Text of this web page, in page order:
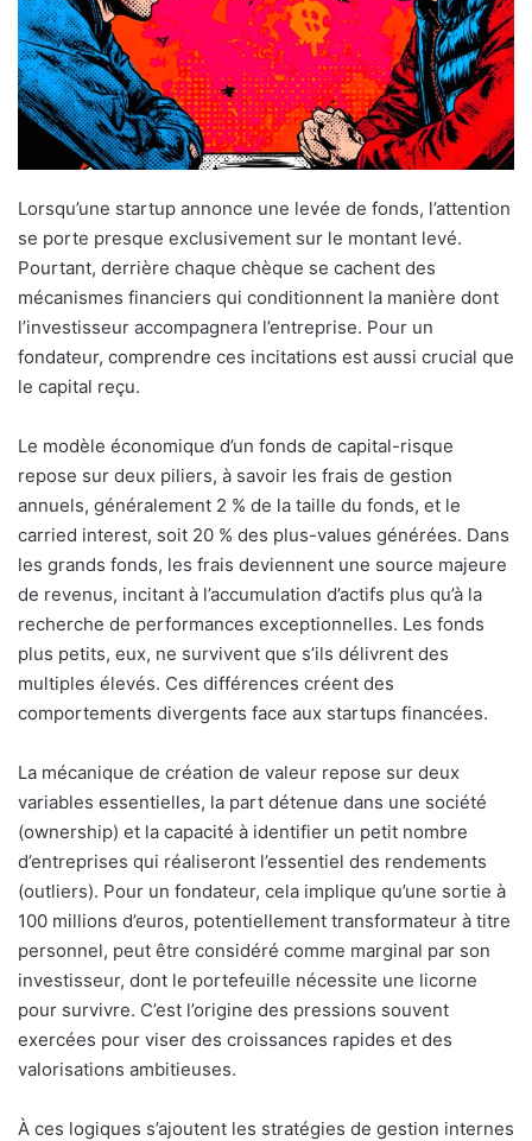
Lorsqu’une startup annonce une levée de fonds, l’attention
se porte presque exclusivement sur le montant levé.
Pourtant, derrière chaque chèque se cachent des
mécanismes financiers qui conditionnent la manière dont
l’investisseur accompagnera l’entreprise. Pour un
fondateur, comprendre ces incitations est aussi crucial que
le capital reçu.
Le modèle économique d’un fonds de capital-risque
repose sur deux piliers, à savoir les frais de gestion
annuels, généralement 2 % de la taille du fonds, et le
carried interest, soit 20 % des plus-values générées. Dans
les grands fonds, les frais deviennent une source majeure
de revenus, incitant à l’accumulation d’actifs plus qu’à la
recherche de performances exceptionnelles. Les fonds
plus petits, eux, ne survivent que s’ils délivrent des
multiples élevés. Ces différences créent des
comportements divergents face aux startups financées.
La mécanique de création de valeur repose sur deux
variables essentielles, la part détenue dans une société
(ownership) et la capacité à identifier un petit nombre
d’entreprises qui réaliseront l’essentiel des rendements
(outliers). Pour un fondateur, cela implique qu’une sortie à
100 millions d’euros, potentiellement transformateur à titre
personnel, peut être considéré comme marginal par son
investisseur, dont le portefeuille nécessite une licorne
pour survivre. C’est l’origine des pressions souvent
exercées pour viser des croissances rapides et des
valorisations ambitieuses.
À ces logiques s’ajoutent les stratégies de gestion internes